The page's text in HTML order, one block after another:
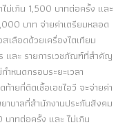
ม่เกิน 1,500 บาทต่อครั้ง และ
บาท จ่ายค่าเตรียมหลอด
เลือดด้วยเครื่องไตเทียม
และ รายการเวชภัณฑ์ที่สำคัญ
ำหนดกรอบระยะเวลา
ายที่ติดเชื้อเอชไอวี จะจ่ายค่า
าบาลที่สำนักงานประกันสังคม
บาทต่อครั้ง และ ไม่เกิน